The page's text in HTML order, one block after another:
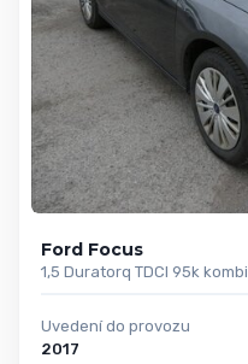
Ford Focus
1,5 Duratorq TDCI 95k kombi
Uvedení do provozu
2017